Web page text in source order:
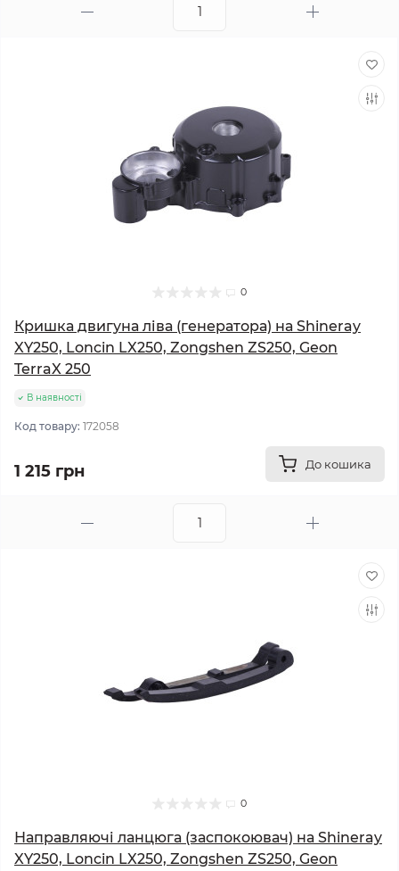
0
Кришка двигуна ліва (генератора) на Shineray
XY250, Loncin LX250, Zongshen ZS250, Geon
TerraX 250
В наявності
Код товару: 172058
1 215 грн До кошика
0
Направляючі ланцюга (заспокоювач) на Shineray
XY250, Loncin LX250, Zongshen ZS250, Geon